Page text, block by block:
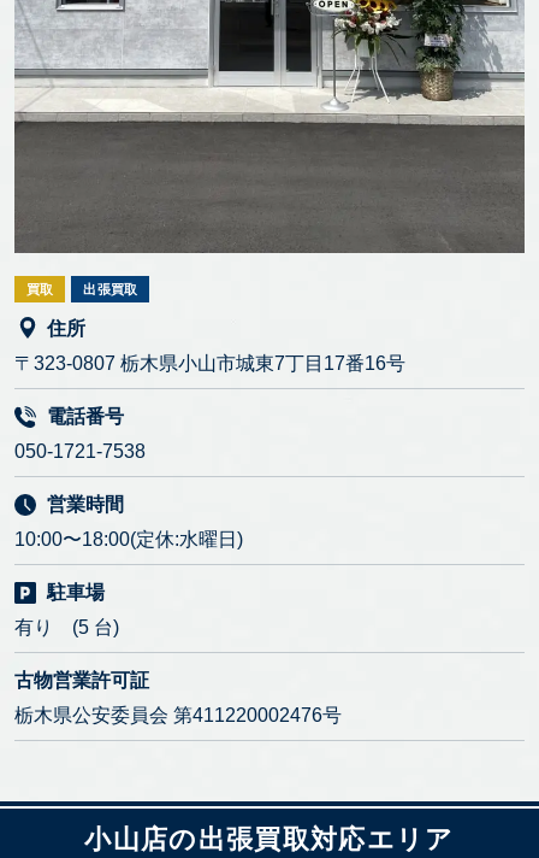
買取 出張買取
住所
〒323-0807 栃木県小山市城東7丁目17番16号
電話番号
050-1721-7538
営業時間
10:00〜18:00(定休:水曜日)
駐車場
有り (5 台)
古物営業許可証
栃木県公安委員会 第411220002476号
小山店の出張買取対応エリア